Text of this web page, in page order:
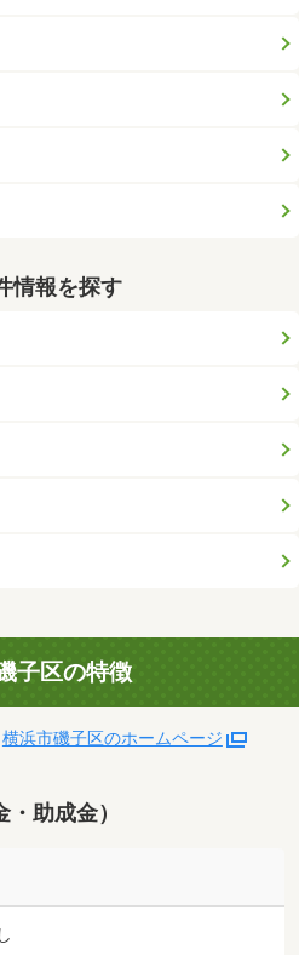
情報を探す
子区の特徴
横浜市磯子区のホームページ
助成金）